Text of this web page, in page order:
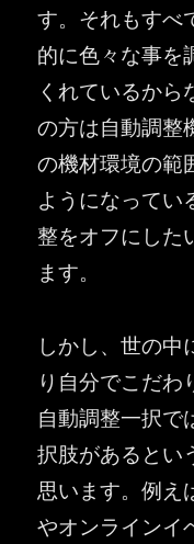
す。それもすべ
的に色々な事を
くれているか
の方は自動調整
の機材環境の範
ようになってい
整をオフにした
ます。
しかし、世の中
り自分でこだわ
自動調整一択で
択肢があるとい
思います。例え
やオンラインイ